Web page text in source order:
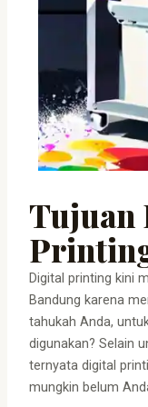
Tujuan
Digital printing kini
Bandung karena
tahukah Anda,
digunakan? Selain
ternyata digital
mungkin belum